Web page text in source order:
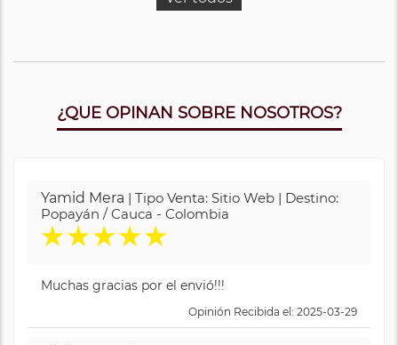
¿QUE OPINAN SOBRE NOSOTROS?
Yamid Mera | Tipo Venta: Sitio Web | Destino:
Popayán / Cauca - Colombia
★★★★★
Muchas gracias por el envió!!!
Opinión Recibida el: 2025-03-29